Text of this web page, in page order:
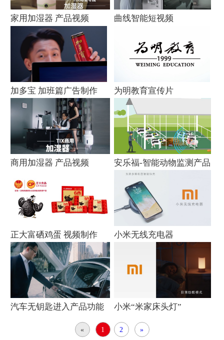
家用加湿器 产品视频 曲线智能短视频
加多宝 加班篇广告制作 为明教育宣传片
商用加湿器 产品视频
安乐福-智能动物监测产品
演示动画
正大富硒鸡蛋 视频制作 小米无线充电器
汽车无钥匙进入产品功能
小米“米家床头灯”
« 1 2 »